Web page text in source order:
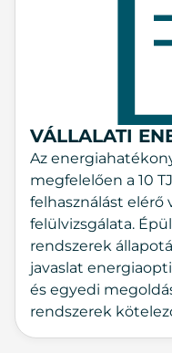
VÁLLALATI
Az
megfelelően a 10
felhasználást elérő
felülvizsgálata.
rendszerek
javaslat
és egyedi
rendszerek